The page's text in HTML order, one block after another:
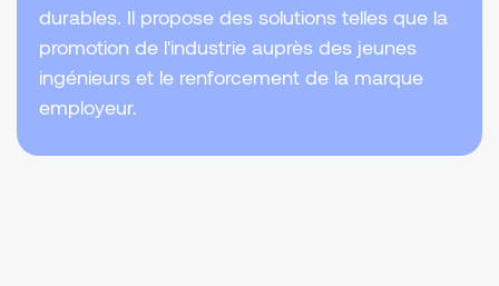
durables. Il propose des solutions telles que la
promotion de l'industrie auprès des jeunes
ingénieurs et le renforcement de la marque
employeur.